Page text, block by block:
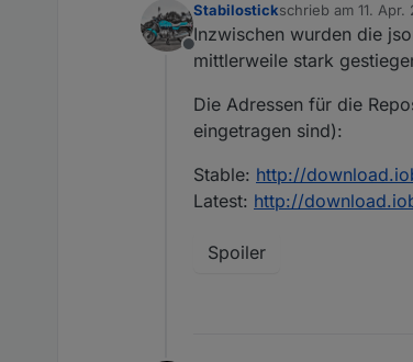
Offline
Stabilostickschrieb am 11. Apr.
zuletzt editiert von
Inzwischen wurden die
mittlerweile stark
Die Adressen für die
eingetragen sind):
Stable: http://
Latest: http://
Spoiler